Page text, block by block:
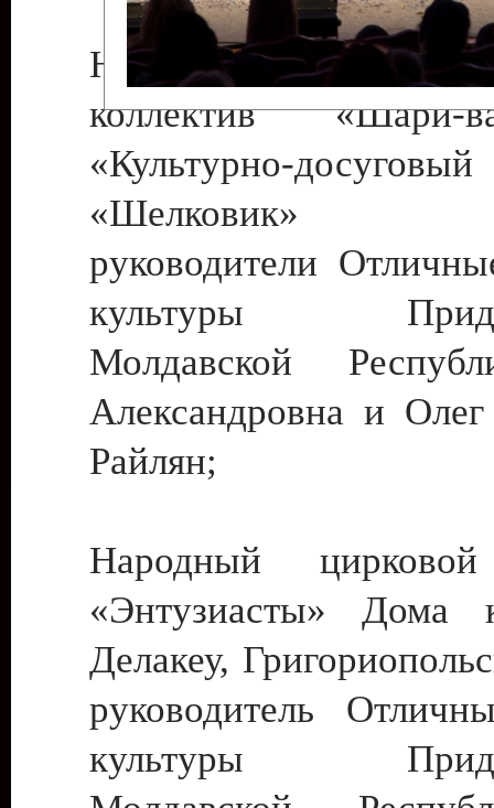
Народный цирковой
коллектив
«Культурно-
«Шелковик»
руководители
культуры
Молдавской
Александровна и
Райлян;
Народный цирковой
«Энтузиасты» Дома
Делакеу,
руководитель
культуры